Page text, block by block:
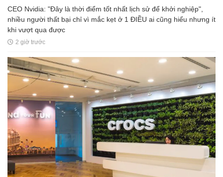
CEO Nvidia: "Đây là thời điểm tốt nhất lịch sử để khởi nghiệp",
nhiều người thất bại chỉ vì mắc kẹt ở 1 ĐIỀU ai cũng hiểu nhưng ít
khi vượt qua được
2 giờ trước